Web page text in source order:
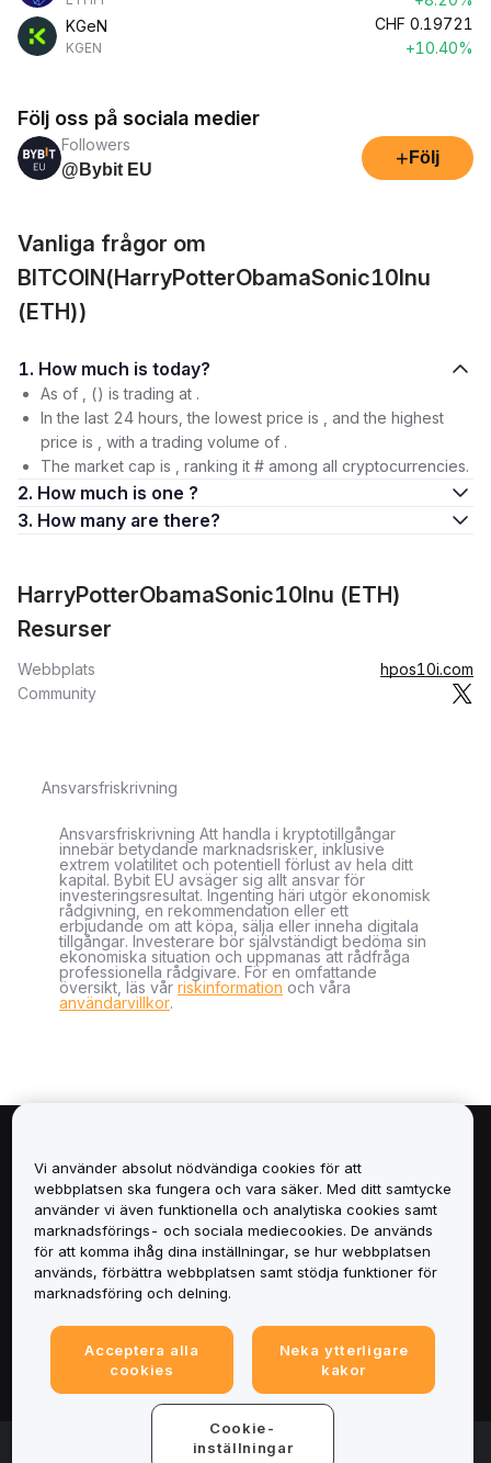
KGeN
KGEN
CHF 0.19721
+10.40%
Följ oss på sociala medier
Followers
@Bybit EU
+ Följ
Vanliga frågor om
BITCOIN(HarryPotterObamaSonic10Inu
(ETH))
1. How much is today?
As of , () is trading at .
In the last 24 hours, the lowest price is , and the highest
price is , with a trading volume of .
The market cap is , ranking it # among all cryptocurrencies.
2. How much is one ?
3. How many are there?
HarryPotterObamaSonic10Inu (ETH)
Resurser
Webbplats
hpos10i.com
Community
Ansvarsfriskrivning
Ansvarsfriskrivning Att handla i kryptotillgångar
innebär betydande marknadsrisker, inklusive
extrem volatilitet och potentiell förlust av hela ditt
kapital. Bybit EU avsäger sig allt ansvar för
investeringsresultat. Ingenting häri utgör ekonomisk
rådgivning, en rekommendation eller ett
erbjudande om att köpa, sälja eller inneha digitala
tillgångar. Investerare bör självständigt bedöma sin
ekonomiska situation och uppmanas att rådfråga
professionella rådgivare. För en omfattande
översikt, läs vår riskinformation och våra
användarvillkor.
Tjänster
Support
Juridiskt
© 2025-2026 Bybit.eu. All rights reserved.
Vi använder absolut nödvändiga cookies för att
webbplatsen ska fungera och vara säker. Med ditt samtycke
använder vi även funktionella och analytiska cookies samt
marknadsförings- och sociala mediecookies. De används
för att komma ihåg dina inställningar, se hur webbplatsen
används, förbättra webbplatsen samt stödja funktioner för
marknadsföring och delning.
Acceptera alla
cookies
Neka ytterligare
kakor
Cookie-
inställningar